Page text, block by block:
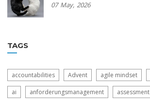
07 May, 2026
TAGS
accountabilities Advent agile mindset
ai anforderungsmanagement assessment